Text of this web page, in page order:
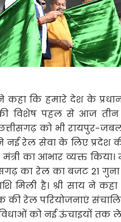
कहा कि हमारे देश के
की विशेष पहल से आज
को भी रायपुर-
नई रेल सेवा के लिए प्रदेश
का आभार व्यक्त
का रेल का बजट 21
मिली है। श्री साय ने
रेल परियोजनाएं
को नई ऊंचाइयों तक ले